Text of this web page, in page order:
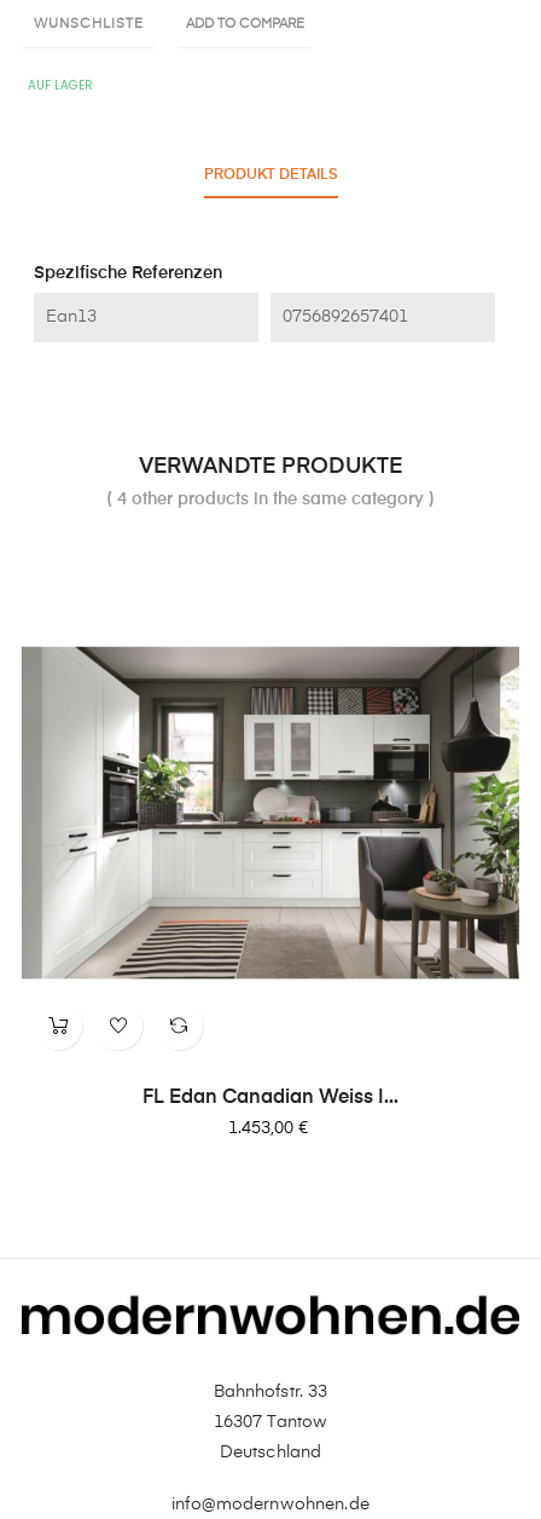
WUNSCHLISTE ADD TO COMPARE
AUF LAGER
PRODUKT DETAILS
Spezifische Referenzen
Ean13 0756892657401
VERWANDTE PRODUKTE
( 4 other products in the same category )
FL Edan Canadian Weiss |...
Preis
1.453,00 €
Bahnhofstr. 33
16307 Tantow
Deutschland
info@modernwohnen.de